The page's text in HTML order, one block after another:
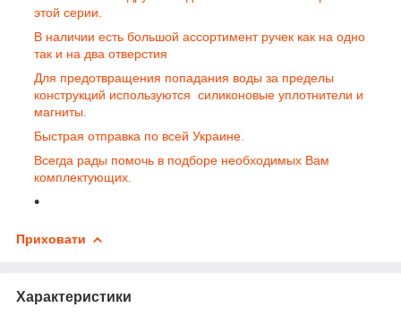
этой серии.
В наличии есть большой ассортимент ручек как на одно
так и на два отверстия
Для предотвращения попадания воды за пределы
конструкций используются силиконовые уплотнители и
магниты.
Быстрая отправка по всей Украине.
Всегда рады помочь в подборе необходимых Вам
комплектующих.
Приховати
Характеристики